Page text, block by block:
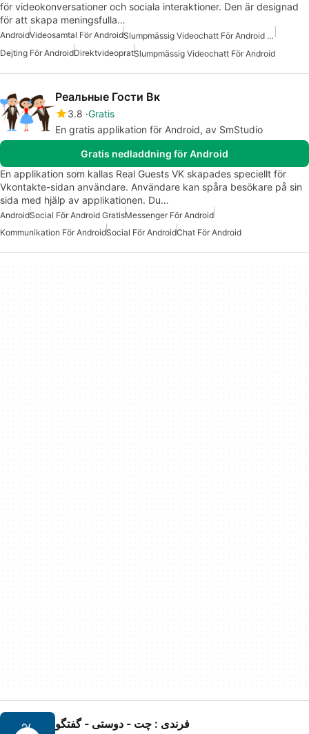
för videokonversationer och sociala interaktioner. Den är designad
för att skapa meningsfulla…
AndroidVideosamtal För Android
Slumpmässig Videochatt För Android Gratis
Dejting För AndroidDirektvideopratSlumpmässig Videochatt För Android
Реальные Гости Вк
3.8 Gratis
En gratis applikation för Android, av SmStudio
Gratis nedladdning för Android
En applikation som kallas Real Guests VK skapades speciellt för
Vkontakte-sidan användare. Användare kan spåra besökare på sin
sida med hjälp av applikationen. Du…
AndroidSocial För Android GratisMessenger För Android
Kommunikation För AndroidSocial För AndroidChat För Android
فرندی : چت - دوستی - گفتگو